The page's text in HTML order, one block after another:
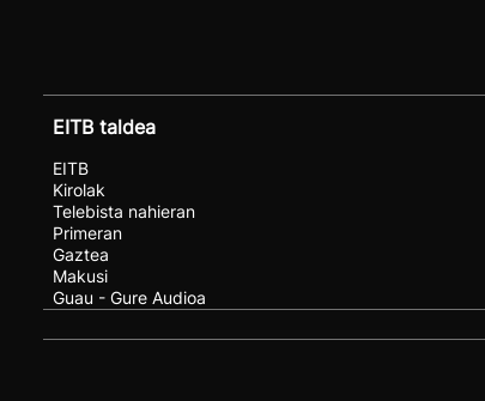
EITB taldea
EITB
Kirolak
Telebista nahieran
Primeran
Gaztea
Makusi
Guau - Gure Audioa